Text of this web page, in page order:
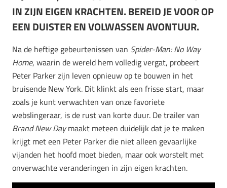
IN ZIJN EIGEN KRACHTEN. BEREID JE VOOR OP
EEN DUISTER EN VOLWASSEN AVONTUUR.
Na de heftige gebeurtenissen van Spider-Man: No Way
Home, waarin de wereld hem volledig vergat, probeert
Peter Parker zijn leven opnieuw op te bouwen in het
bruisende New York. Dit klinkt als een frisse start, maar
zoals je kunt verwachten van onze favoriete
webslingeraar, is de rust van korte duur. De trailer van
Brand New Daymaakt meteen duidelijk dat je te maken
krijgt met een Peter Parker die niet alleen gevaarlijke
vijanden het hoofd moet bieden, maar ook worstelt met
onverwachte veranderingen in zijn eigen krachten.